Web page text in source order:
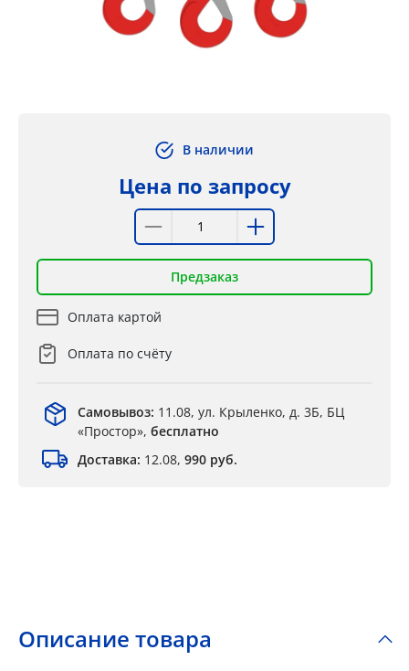
В наличии
Цена по запросу
Предзаказ
Оплата картой
Оплата по счёту
Самовывоз: 11.08, ул. Крыленко, д. 3Б, БЦ
«Простор», бесплатно
Доставка: 12.08, 990 руб.
Описание товара